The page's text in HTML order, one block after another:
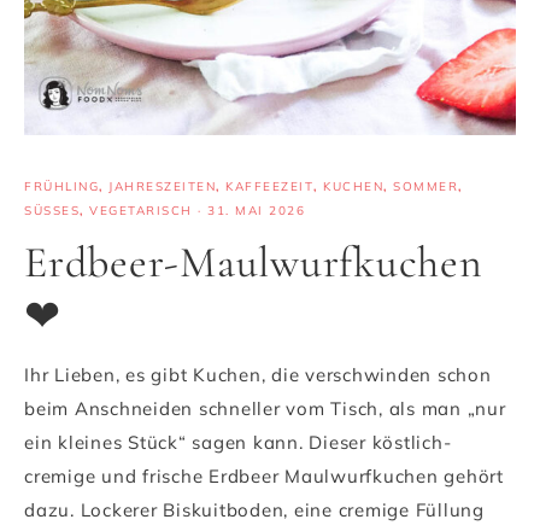
FRÜHLING, JAHRESZEITEN, KAFFEEZEIT, KUCHEN, SOMMER,
SÜSSES
, VEGETARISCH · 31. MAI 2026
Erdbeer-Maulwurfkuchen
❤
Ihr Lieben, es gibt Kuchen, die verschwinden schon
beim Anschneiden schneller vom Tisch, als man „nur
ein kleines Stück“ sagen kann. Dieser köstlich-
cremige und frische Erdbeer Maulwurfkuchen gehört
dazu. Lockerer Biskuitboden, eine cremige Füllung